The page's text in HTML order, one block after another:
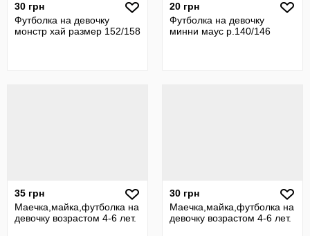
30 грн
Футболка на девочку
монстр хай размер 152/158
20 грн
Футболка на девочку
минни маус р.140/146
35 грн
Маечка,майка,футболка на
девочку возрастом 4-6 лет.
30 грн
Маечка,майка,футболка на
девочку возрастом 4-6 лет.